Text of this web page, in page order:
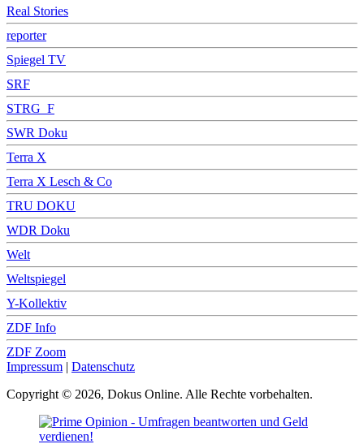
Real Stories
reporter
Spiegel TV
SRF
STRG_F
SWR Doku
Terra X
Terra X Lesch & Co
TRU DOKU
WDR Doku
Welt
Weltspiegel
Y-Kollektiv
ZDF Info
ZDF Zoom
Impressum | Datenschutz
Copyright © 2026, Dokus Online. Alle Rechte vorbehalten.